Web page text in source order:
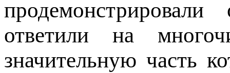
ответили на
значительную часть